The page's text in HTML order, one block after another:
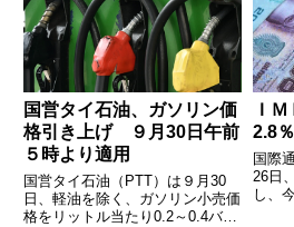
れた。小売価格は以下の通
り………
市場
う
国営タイ石油、ガソリン価
格引き上げ ９月30日午前
５時より適用
国営タイ石油（PTT）は９月30
日、軽油を除く、ガソリン小売価
格をリットル当たり0.2～0.4バー
Ｉ
2.8
国際
26日
し、